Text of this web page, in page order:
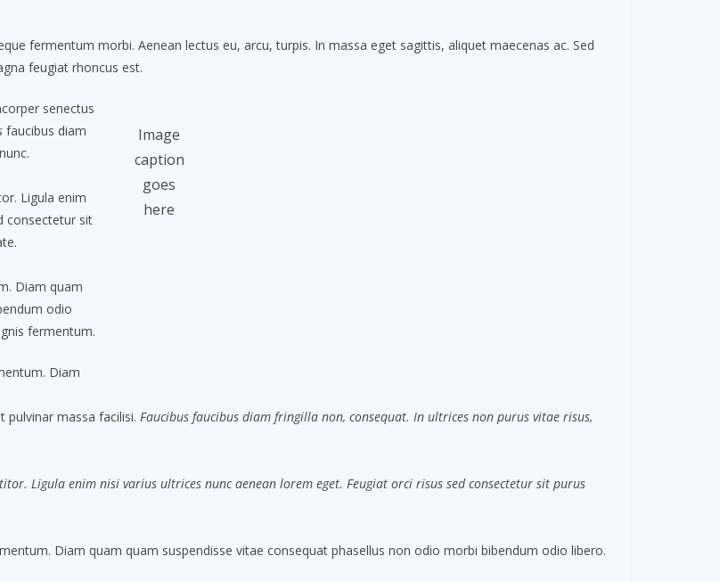
fermentum morbi. Aenean lectus eu, arcu, turpis. In massa eget sagittis, aliquet maecenas ac. Sed
feugiat rhoncus est.
senectus
faucibus diam
Ligula enim
consectetur sit
Diam quam
odio
fermentum.
Diam
Image
caption
goes
here
pulvinar massa facilisi. Faucibus faucibus diam fringilla non, consequat. In ultrices non purus vitae risus,
Ligula enim nisi varius ultrices nunc aenean lorem eget. Feugiat orci risus sed consectetur sit purus
Diam quam quam suspendisse vitae consequat phasellus non odio morbi bibendum odio libero.